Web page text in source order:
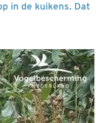
in de kuikens. Dat